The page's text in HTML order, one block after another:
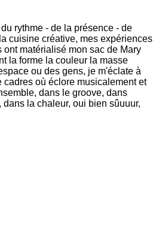
rythme - de la présence - de
cuisine créative, mes expériences
ont matérialisé mon sac de Mary
la forme la couleur la masse
ou des gens, je m'éclate à
cadres où éclore musicalement et
dans le groove, dans
dans la chaleur, oui bien sûuuur,